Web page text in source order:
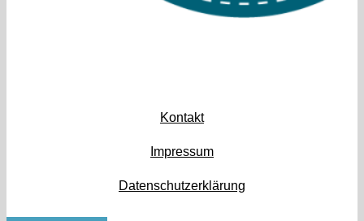
Kontakt
Impressum
Datenschutzerklärung